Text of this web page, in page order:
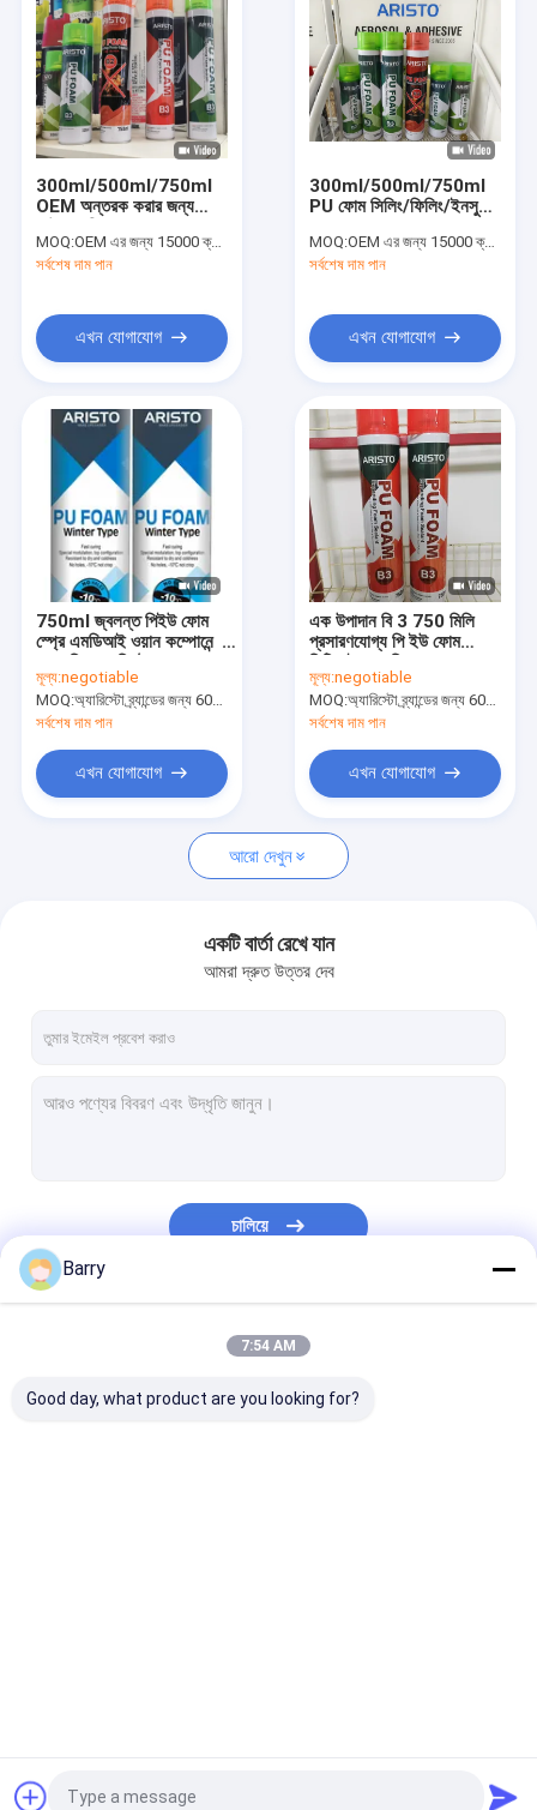
শিল্পকৌশল লুব্রিকেন্ট
অঙ্কন স্প্রে পেইন্ট
মার্কার কলম
জল ভিত্তিক পেইন্ট
গাড়ি পরিষ্কারের স্প্রে
অটো কেয়ার পণ্য
পরিবারের ক্লিনার
PU ফোম স্প্রে
সিলিকন Sealant
স্প্রে আঠালো
পলিউরেথেন সিলান্ট
ব্যক্তিগত যত্নের পন্য
300ml/500ml/750ml
OEM অন্তরক করার জন্য
MOQ:OEM এর জন্য 15000 ক্যান, অ্যারিস্টো ব্র্যান্ডের জন্য 6000 ক্যান
সর্বশেষ দাম পান
এখন যোগাযোগ
300ml/500ml/750ml
PU ফোম সিলিং/ফিলিং/ইনসুলেট
MOQ:OEM এর জন্য 15000 ক্যান, অ্যারিস্টো ব্র্যান্ডের জন্য 6000 ক্যান
সর্বশেষ দাম পান
এখন যোগাযোগ
750ml জ্বলন্ত পিইউ ফোম
স্প্রে এমডিআই ওয়ান কম্পোনেন্ট
মূল্য:negotiable
MOQ:অ্যারিস্টো ব্র্যান্ডের জন্য 6000 পিসি, গ্রাহক ব্র্যান্ডের জন্য 15000 পিসি
সর্বশেষ দাম পান
এখন যোগাযোগ
এক উপাদান বি 3 750 মিলি
প্রসারণযোগ্য পি ইউ ফোম
মূল্য:negotiable
MOQ:অ্যারিস্টো ব্র্যান্ডের জন্য 6000 পিসি, গ্রাহক ব্র্যান্ডের জন্য 15000 পিসি
সর্বশেষ দাম পান
এখন যোগাযোগ
আরো দেখুন
একটি বার্তা রেখে যান
আমরা দ্রুত উত্তর দেব
চালিয়ে
Barry
7:54 AM
Good day, what product are you looking for?